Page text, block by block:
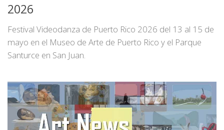
2026
Festival Videodanza de Puerto Rico 2026 del 13 al 15 de
mayo en el Museo de Arte de Puerto Rico y el Parque
Santurce en San Juan.